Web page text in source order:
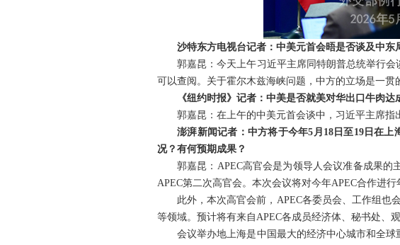
沙特东方电视台记者：中美元首会晤是否谈及中东
郭嘉昆：今天上午习近平主席同特朗普总统举行
可以查阅。关于霍尔木兹海峡问题，中方的立场是一贯
《纽约时报》记者：中美是否就美对华出口牛肉达
郭嘉昆：在上午的中美元首会谈中，习近平主席指
澎湃新闻记者：中方将于今年5月18日至19日在
况？有何预期成果？
郭嘉昆：APEC高官会是为领导人会议准备成果的
APEC第二次高官会。本次会议将对今年APEC合作进
此外，本次高官会前，APEC各委员会、工作组也
等领域。预计将有来自APEC各成员经济体、秘书处、
会议举办地上海是中国最大的经济中心城市和全